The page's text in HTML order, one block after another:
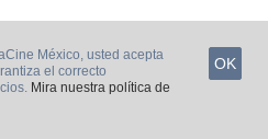
Siddharth Jimmy Shergill
Mihir Ahuja
,Drama
de 2026 en Netflix
México, usted acepta
el correcto
Mira nuestra política de
OK